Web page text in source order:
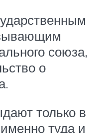
союза,
о
только в
туда и